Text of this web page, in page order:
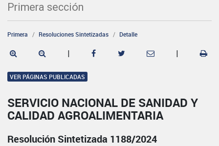
Primera sección
Primera Resoluciones Sintetizadas Detalle
| |
VER PÁGINAS PUBLICADAS
SERVICIO NACIONAL DE SANIDAD Y
CALIDAD AGROALIMENTARIA
Resolución Sintetizada 1188/2024